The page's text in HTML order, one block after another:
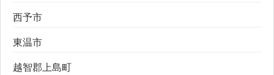
西予市
東温市
越智郡上島町